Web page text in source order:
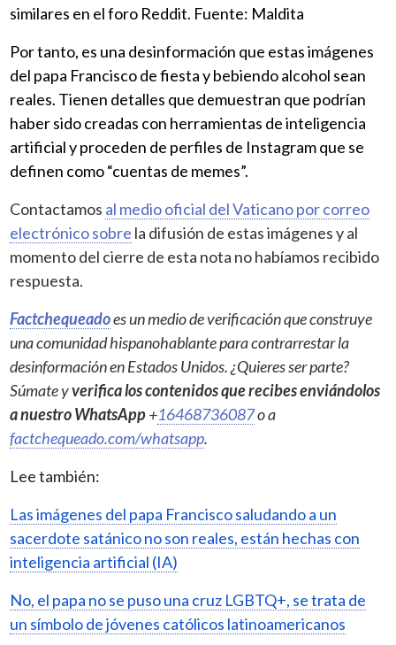
similares en el foro Reddit. Fuente: Maldita
Por tanto, es una desinformación que estas imágenes
del papa Francisco de fiesta y bebiendo alcohol sean
reales. Tienen detalles que demuestran que podrían
haber sido creadas con herramientas de inteligencia
artificial y proceden de perfiles de Instagram que se
definen como “cuentas de memes”.
Contactamos al medio oficial del Vaticano por correo
electrónico sobre la difusión de estas imágenes y al
momento del cierre de esta nota no habíamos recibido
respuesta.
Factchequeadoes un medio de verificación que construye
una comunidad hispanohablante para contrarrestar la
desinformación en Estados Unidos. ¿Quieres ser parte?
Súmate yverifica los contenidos que recibes enviándolos
a nuestro WhatsApp+16468736087o a
factchequeado.com/whatsapp.
Lee también:
Las imágenes del papa Francisco saludando a un
sacerdote satánico no son reales, están hechas con
inteligencia artificial (IA)
No, el papa no se puso una cruz LGBTQ+, se trata de
un símbolo de jóvenes católicos latinoamericanos